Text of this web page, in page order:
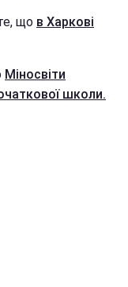
що в Харкові
Міносвіти
школи.